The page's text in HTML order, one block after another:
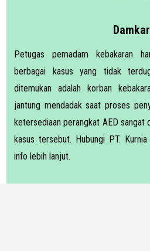
Damkar
Petugas pemadam kebakaran
berbagai kasus yang tidak
ditemukan adalah korban
jantung mendadak saat proses
ketersediaan perangkat AED sangat
kasus tersebut. Hubungi PT.
info lebih lanjut.